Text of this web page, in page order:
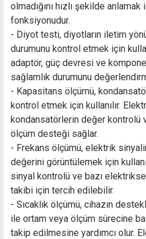
olmadığını hızlı şekilde
fonksiyonudur.
- Diyot testi, diyotların iletim
durumunu kontrol etmek için
adaptör, güç devresi ve
sağlamlık durumunu
- Kapasitans ölçümü,
kontrol etmek için kullanılır.
kondansatörlerin değer kontrolü
ölçüm desteği sağlar.
- Frekans ölçümü, elektrik
değerini görüntülemek için
sinyal kontrolü ve bazı
takibi için tercih edilebilir.
- Sıcaklık ölçümü, cihazın
ile ortam veya ölçüm sürecine
takip edilmesine yardımcı olur.